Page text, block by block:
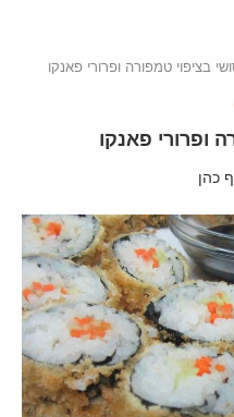
בציפוי טמפורה ופרורי פאנקו
ופרורי פאנקו
כהן